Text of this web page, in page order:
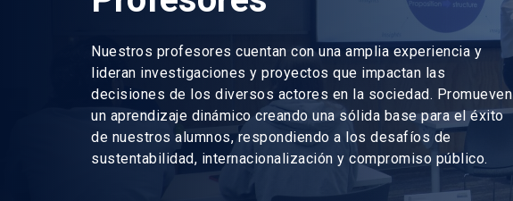
Nuestros profesores cuentan con una amplia experiencia y
lideran investigaciones y proyectos que impactan las
decisiones de los diversos actores en la sociedad. Promueven
un aprendizaje dinámico creando una sólida base para el éxito
de nuestros alumnos, respondiendo a los desafíos de
sustentabilidad, internacionalización y compromiso público.